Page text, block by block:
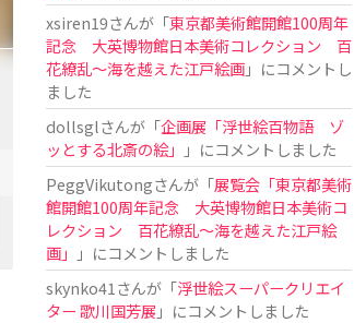
xsiren19さんが「東京都美術館開館100周年
記念 大英博物館日本美術コレクション 百
花繚乱～海を越えた江戸絵画」にコメントし
ました
dollsglさんが「企画展「浮世絵百物語 ゾ
ッとする北斎の絵」
」にコメントしました
PeggVikutongさんが「展覧会「東京都美術
館開館100周年記念 大英博物館日本美術コ
レクション 百花繚乱〜海を越えた江戸絵
画」
」にコメントしました
skynko41 さんが「浮世絵スーパークリエイ
ター 歌川国芳展 」にコメントしました